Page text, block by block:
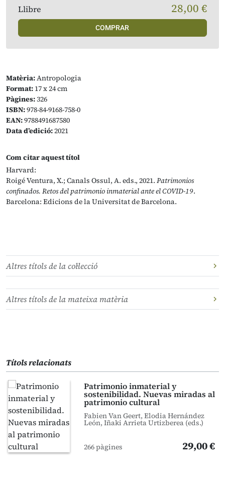
Matèria:Antropologia
Format: 17 x 24 cm
Pàgines:326
ISBN:978-84-9168-758-0
EAN:9788491687580
Data d’edició:2021
Com citar aquest títol
Harvard:
Roigé Ventura, X.; Canals Ossul, A. eds., 2021. Patrimonios
confinados. Retos del patrimonio inmaterial ante el COVID-19.
Barcelona: Edicions de la Universitat de Barcelona.
Llibre 28,00 €
COMPRAR
Altres títols de la col·lecció
Altres títols de la mateixa matèria
Títols relacionats
Patrimonio inmaterial y
sostenibilidad. Nuevas miradas al
patrimonio cultural
Fabien Van Geert, Elodia Hernández
León, Iñaki Arrieta Urtizberea (eds.)
266 pàgines 29,00 €